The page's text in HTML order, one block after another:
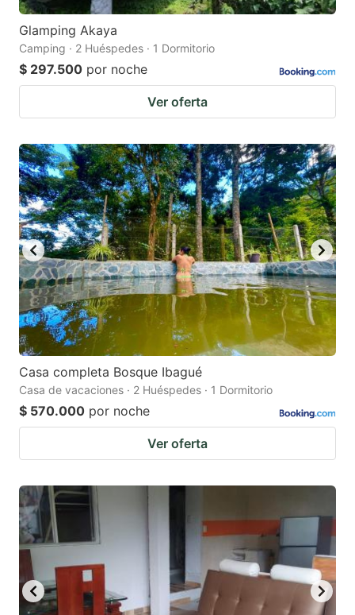
Glamping Akaya
Camping · 2 Huéspedes · 1 Dormitorio
$ 297.500 por noche
Ver oferta
Casa completa Bosque Ibagué
Casa de vacaciones · 2 Huéspedes · 1 Dormitorio
$ 570.000 por noche
Ver oferta